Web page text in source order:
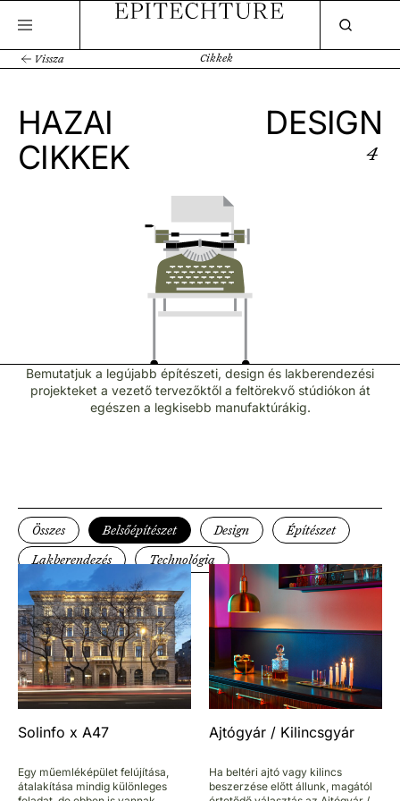
Vissza Cikkek
HAZAI
CIKKEK
DESIGN
4
Bemutatjuk a legújabb építészeti, design és lakberendezési
projekteket a vezető tervezőktől a feltörekvő stúdiókon át
egészen a legkisebb manufaktúrákig.
Összes Belsőépítészet Design
Építészet
Lakberendezés
Technológia
Solinfo x A47
Egy műemléképület felújítása,
átalakítása mindig különleges
Ajtógyár / Kilincsgyár
Ha beltéri ajtó vagy kilincs
beszerzése előtt állunk, magától